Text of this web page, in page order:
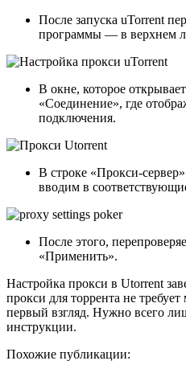
После запуска uTorrent
программы — в верхнем
В окне, которое
«Соединение», где
подключения.
В строке «Прокси-
вводим в
После этого,
«Применить».
Настройка прокси в Utorrent
прокси для торрента не
первый взгляд. Нужно всего
инструкции.
Похожие публикации: